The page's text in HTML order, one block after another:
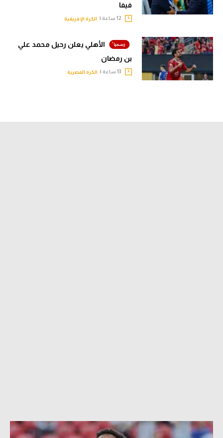
فيفا
الكرة الإفريقية
الأهلي يعلن رحيل محمد علي
بن رمضان
الكرة المصرية